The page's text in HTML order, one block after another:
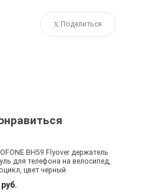
Поделиться
BH59 Flyover держатель
для телефона на велосипед,
цвет черный